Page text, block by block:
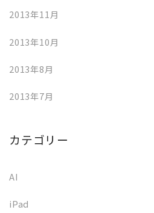
2013年11月
2013年10月
2013年8月
2013年7月
カテゴリー
AI
iPad